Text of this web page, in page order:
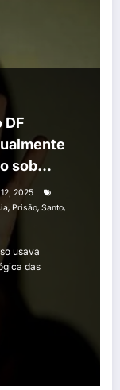
DF
sob
2025
, Prisão, Santo,
usava
das